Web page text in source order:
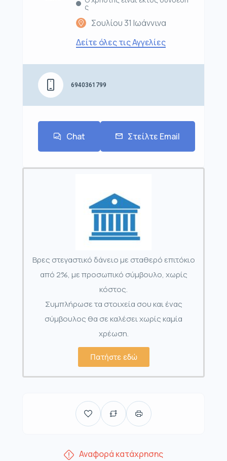
ς
Σουλίου 31 Ιωάννινα
Δείτε όλες τις Αγγελίες
6940361799
Chat Στείλτε Email
Βρες στεγαστικό δάνειο με σταθερό επιτόκιο
από 2%, με προσωπικό σύμβουλο, χωρίς
κόστος.
Συμπλήρωσε τα στοιχεία σου και ένας
σύμβουλος θα σε καλέσει χωρίς καμία
χρέωση.
Πατήστε εδώ
Αναφορά κατάχρησης